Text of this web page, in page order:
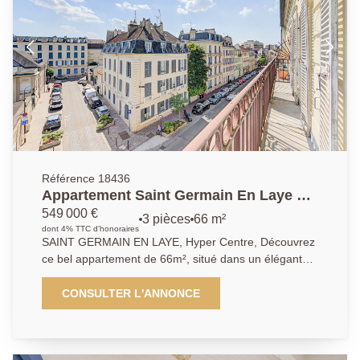
Référence 18436
Appartement Saint Germain En Laye 3
pièces 66.44 m2
549 000 €
dont 4% TTC d'honoraires
3 pièces 66 m²
SAINT GERMAIN EN LAYE, Hyper Centre, Découvrez
ce bel appartement de 66m², situé dans un élégant
immeuble de 1900, au sein d'une petite copropriété
pleine de charme. Vous serez séduit par ses beaux
volumes, ses hauteurs sous plafond, son cachet de
CONSULTER L'ANNONCE